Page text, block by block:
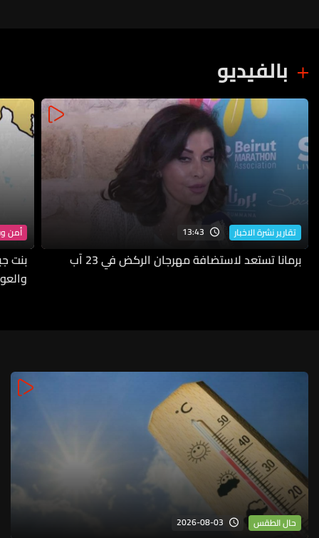
بالفيديو
تقارير نشرة الاخبار 13:43
برمانا تستعد لاستضافة مهرجان الركض في 23 آب
أمن
بنت
حال الطقس 2026-08-03